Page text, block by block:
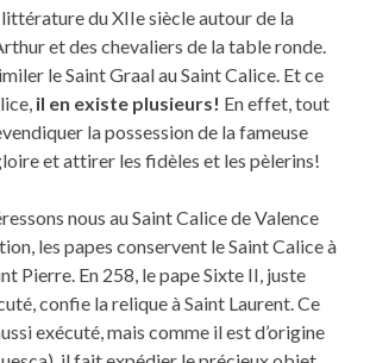
du XIIe siècle autour de la
et des chevaliers de la table ronde.
le Saint Graal au Saint Calice. Et ce
il en existe plusieurs! En effet, tout
la possession de la fameuse
et attirer les fidèles et les pèlerins!
nous au Saint Calice de Valence
les papes conservent le Saint Calice à
Pierre. En 258, le pape Sixte II, juste
confie la relique à Saint Laurent. Ce
exécuté, mais comme il est d’origine